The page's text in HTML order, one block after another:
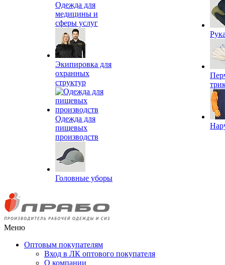
Одежда для
медицины и
сферы услуг
Экипировка для
охранных
структур
Одежда для
пищевых
производств
Головные уборы
Меню
Оптовым покупателям
Вход в ЛК оптового покупателя
О компании